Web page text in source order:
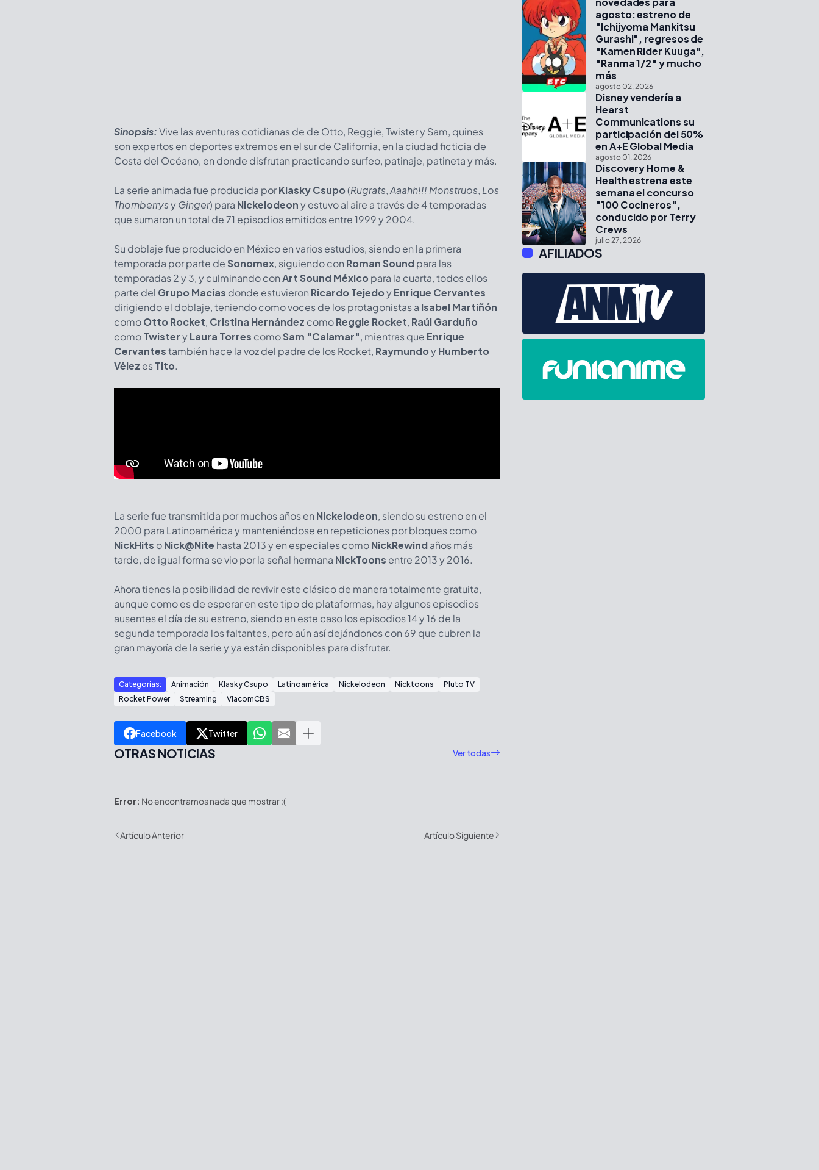
Sinopsis:Vive las aventuras cotidianas de de Otto, Reggie, Twister y Sam, quines
son expertos en deportes extremos en el sur de California, en la ciudad ficticia de
Costa del Océano, en donde disfrutan practicando surfeo, patinaje, patineta y más.
La serie animada fue producida porKlasky Csupo(Rugrats,Aaahh!!! Monstruos, Los
ThornberrysyGinger) para Nickelodeony estuvo al aire a través de 4 temporadas
que sumaron un total de 71 episodios emitidos entre 1999 y 2004.
Su doblaje fue producido en México en varios estudios, siendo en la primera
temporada por parte de Sonomex, siguiendo con Roman Soundpara las
temporadas 2 y 3, y culminando conArt Sound México para la cuarta, todos ellos
parte del Grupo Macías donde estuvieron Ricardo TejedoyEnrique Cervantes
dirigiendo el doblaje, teniendo como voces de los protagonistas a Isabel Martiñón
comoOtto Rocket, Cristina Hernández comoReggie Rocket, Raúl Garduño
comoTwisteryLaura Torres comoSam "Calamar", mientras que Enrique
Cervantestambién hace la voz del padre de los Rocket, RaymundoyHumberto
Vélez esTito.
La serie fue transmitida por muchos años en Nickelodeon, siendo su estreno en el
2000 para Latinoamérica y manteniéndose en repeticiones por bloques como
NickHits oNick@Nite hasta 2013 y en especiales comoNickRewindaños más
tarde, de igual forma se vio por la señal hermana NickToons entre 2013 y 2016.
Ahora tienes la posibilidad de revivir este clásico de manera totalmente gratuita,
aunque como es de esperar en este tipo de plataformas, hay algunos episodios
ausentes el día de su estreno, siendo en este caso los episodios 14 y 16 de la
segunda temporada los faltantes, pero aún así dejándonos con 69 que cubren la
gran mayoría de la serie y ya están disponibles para disfrutar.
Categorías: Animación Klasky Csupo Latinoamérica Nickelodeon Nicktoons
Pluto TV
Rocket Power
Streaming ViacomCBS
Facebook Twitter
OTRAS NOTICIAS Ver todas
Error: No encontramos nada que mostrar :(
Artículo Anterior Artículo Siguiente
agosto: estreno de
"Ichijyoma Mankitsu
Gurashi", regresos de
"Kamen Rider Kuuga",
"Ranma 1/2" y mucho
más
agosto 02, 2026
Disney vendería a
Hearst
Communications su
participación del 50%
en A+E Global Media
agosto 01, 2026
Discovery Home &
Health estrena este
semana el concurso
"100 Cocineros",
conducido por Terry
Crews
julio 27, 2026
AFILIADOS